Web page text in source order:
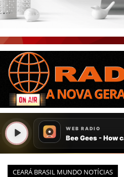
CEARÁ BRASIL MUNDO NOTÍCIAS
BOAS NOTÍCIAS...VIRAM
CEARÁ BRASIL NOTÍCIAS
CEARÁ BRASIL MUNDO 1
BRASIL DE FATO
NOTÍCIAS GERAIS
CONECTE-SE
REGISTO